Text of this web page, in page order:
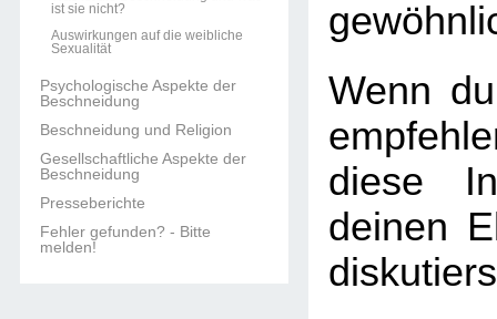
ist sie nicht?
Auswirkungen auf die weibliche
Sexualität
Psychologische Aspekte der
Beschneidung
Beschneidung und Religion
Gesellschaftliche Aspekte der
Beschneidung
Presseberichte
Fehler gefunden? - Bitte
melden!
Wenn
diese
deinen